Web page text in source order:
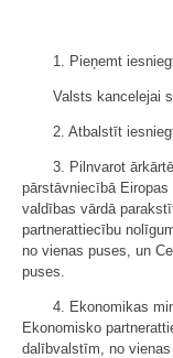
1. Pieņemt
Valsts kancelejai
2. Atbalstīt
3. Pilnvarot
pārstāvniecībā
valdības vārdā
partnerattiecību
no vienas puses, un
puses.
4. Ekonomikas
Ekonomisko
dalībvalstīm, no